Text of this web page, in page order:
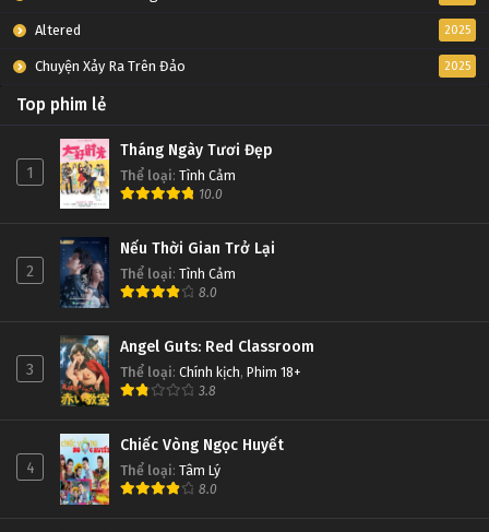
Altered 2025
Chuyện Xảy Ra Trên Đảo 2025
Top phim lẻ
1
Tháng Ngày Tươi Đẹp
Thể loại: Tình Cảm
10.0
2
Nếu Thời Gian Trở Lại
Thể loại: Tình Cảm
8.0
3
Angel Guts: Red Classroom
Thể loại: Chính kịch, Phim 18+
3.8
4
Chiếc Vòng Ngọc Huyết
Thể loại: Tâm Lý
8.0